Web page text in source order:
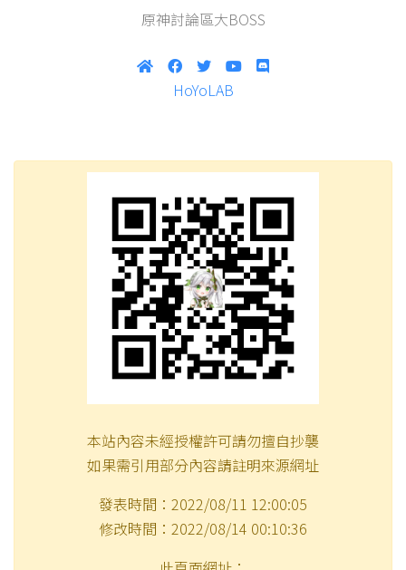
原神討論區大BOSS
HoYoLAB
本站內容未經授權許可請勿擅自抄襲
如果需引用部分內容請註明來源網址
發表時間：2022/08/11 12:00:05
修改時間：2022/08/14 00:10:36